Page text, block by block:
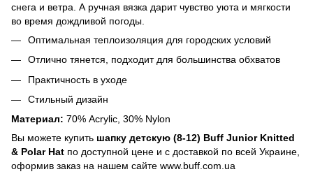
снега и ветра. А ручная вязка дарит чувство уюта и мягкости
во время дождливой погоды.
Оптимальная теплоизоляция для городских условий
Отлично тянется, подходит для большинства обхватов
Практичность в уходе
Стильный дизайн
Материал: 70% Acrylic, 30% Nylon
Вы можете купить шапку детскую (8-12) Buff Junior Knitted
& Polar Hat по доступной цене и с доставкой по всей Украине,
оформив заказ на нашем сайте www.buff.com.ua